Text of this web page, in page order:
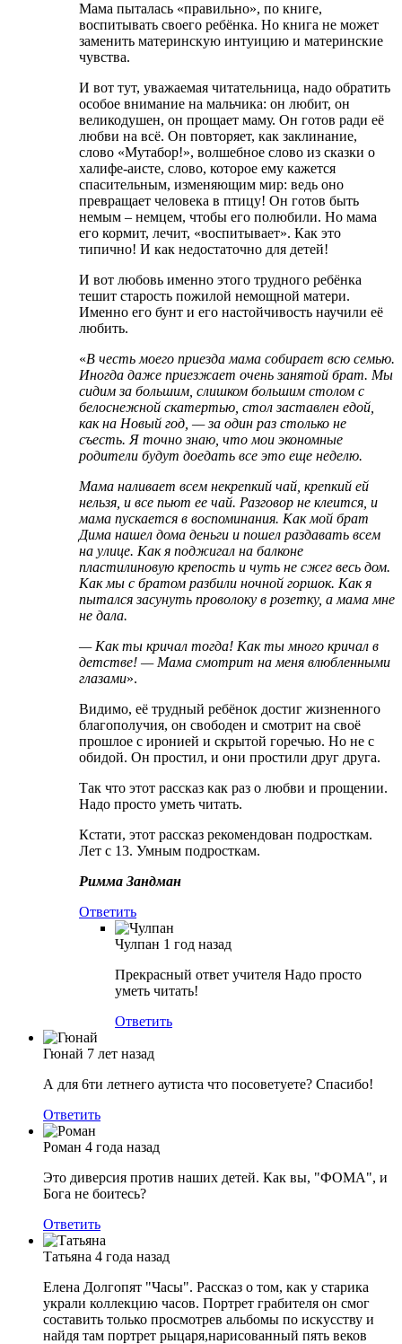
Мама пыталась «правильно», по книге,
воспитывать своего ребёнка. Но книга не может
заменить материнскую интуицию и материнские
чувства.
И вот тут, уважаемая читательница, надо обратить
особое внимание на мальчика: он любит, он
великодушен, он прощает маму. Он готов ради её
любви на всё. Он повторяет, как заклинание,
слово «Мутабор!», волшебное слово из сказки о
халифе-аисте, слово, которое ему кажется
спасительным, изменяющим мир: ведь оно
превращает человека в птицу! Он готов быть
немым – немцем, чтобы его полюбили. Но мама
его кормит, лечит, «воспитывает». Как это
типично! И как недостаточно для детей!
И вот любовь именно этого трудного ребёнка
тешит старость пожилой немощной матери.
Именно его бунт и его настойчивость научили её
любить.
«В честь моего приезда мама собирает всю семью.
Иногда даже приезжает очень занятой брат. Мы
сидим за большим, слишком большим столом с
белоснежной скатертью, стол заставлен едой,
как на Новый год, — за один раз столько не
съесть. Я точно знаю, что мои экономные
родители будут доедать все это еще неделю.
Мама наливает всем некрепкий чай, крепкий ей
нельзя, и все пьют ее чай. Разговор не клеится, и
мама пускается в воспоминания. Как мой брат
Дима нашел дома деньги и пошел раздавать всем
на улице. Как я поджигал на балконе
пластилиновую крепость и чуть не сжег весь дом.
Как мы с братом разбили ночной горшок. Как я
пытался засунуть проволоку в розетку, а мама мне
не дала.
— Как ты кричал тогда! Как ты много кричал в
детстве! — Мама смотрит на меня влюбленными
глазами».
Видимо, её трудный ребёнок достиг жизненного
благополучия, он свободен и смотрит на своё
прошлое с иронией и скрытой горечью. Но не с
обидой. Он простил, и они простили друг друга.
Так что этот рассказ как раз о любви и прощении.
Надо просто уметь читать.
Кстати, этот рассказ рекомендован подросткам.
Лет с 13. Умным подросткам.
Римма Зандман
Ответить
Чулпан 1 год назад
Прекрасный ответ учителя Надо просто
уметь читать!
Ответить
Гюнай 7 лет назад
А для 6ти летнего аутиста что посоветуете? Спасибо!
Ответить
Роман 4 года назад
Это диверсия против наших детей. Как вы, "ФОМА", и
Бога не боитесь?
Ответить
Татьяна 4 года назад
Елена Долгопят "Часы". Рассказ о том, как у старика
украли коллекцию часов. Портрет грабителя он смог
составить только просмотрев альбомы по искусству и
найдя там портрет рыцаря,нарисованный пять веков